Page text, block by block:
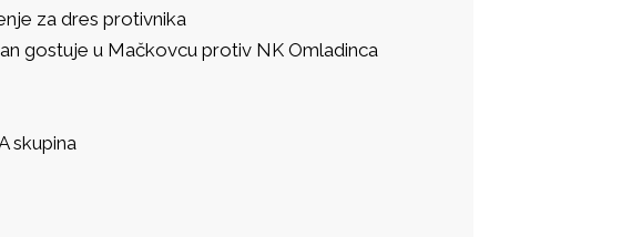
za dres protivnika
gostuje u Mačkovcu protiv NK Omladinca
skupina